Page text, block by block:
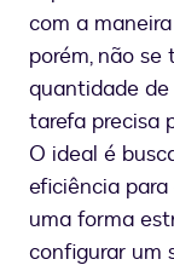
com a
porém, não
quantidade
tarefa precisa
O ideal é
eficiência
uma forma
configurar um